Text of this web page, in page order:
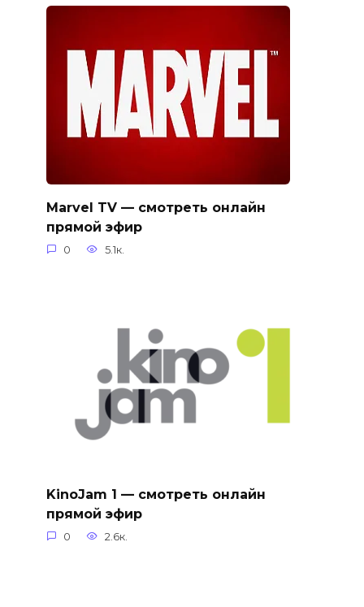
Marvel TV — смотреть онлайн
прямой эфир
0 5.1к.
KinoJam 1 — смотреть онлайн
прямой эфир
0 2.6к.